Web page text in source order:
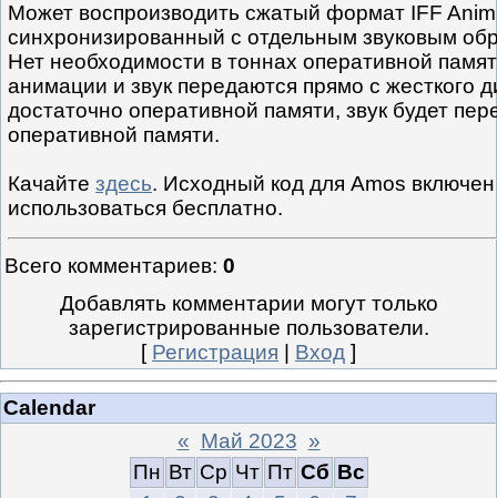
Может воспроизводить сжатый формат IFF
синхронизированный с отдельным звуковым
Нет необходимости в тоннах оперативной
анимации и звук передаются прямо с жесткого
достаточно оперативной памяти, звук будет
оперативной памяти.
Качайте здесь. Исходный код для Amos
использоваться бесплатно.
Всего комментариев: 0
Добавлять комментарии могут только
зарегистрированные пользователи.
[ Регистрация Вход ]
Calendar
« Май 2023 »
Пн Вт Ср Чт Пт Сб Вс